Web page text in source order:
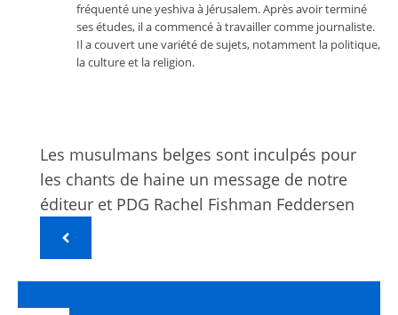
fréquenté une yeshiva à Jérusalem. Après avoir terminé
ses études, il a commencé à travailler comme journaliste.
Il a couvert une variété de sujets, notamment la politique,
la culture et la religion.
Les musulmans belges sont inculpés pour
les chants de haine un message de notre
éditeur et PDG Rachel Fishman Feddersen